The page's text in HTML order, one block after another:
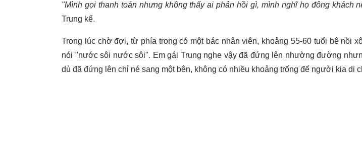
"Mình gọi thanh toán nhưng không thấy ai phản hồi gì, mình nghĩ họ đông khách
Trung kể.
Trong lúc chờ đợi, từ phía trong có một bác nhân viên, khoảng 55-60 tuổi bê nồi
nói "nước sôi nước sôi". Em gái Trung nghe vậy đã đứng lên nhường đường
dù đã đứng lên chỉ né sang một bên, không có nhiều khoảng trống để người kia di